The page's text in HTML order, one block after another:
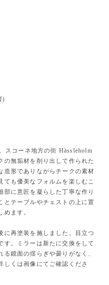
)
スコーネ地方の街 Hässleholm
の無垢材を削り出して作られた
造形でありながらチークの素材
も優美なフォルムを楽しむこ
部に意匠を凝らした丁寧な作り
とテーブルやチェストの上に置
めます。
に再塗装を施しました。目立つ
す。ミラーは新たに交換をして
鏡面の揺らぎや曇りがなく、
しくは画像にてご確認くださ